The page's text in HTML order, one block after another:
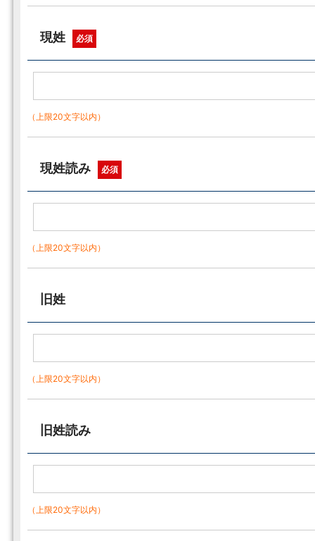
現姓 必須
（上限20文字以内）
現姓読み 必須
（上限20文字以内）
旧姓
（上限20文字以内）
旧姓読み
（上限20文字以内）